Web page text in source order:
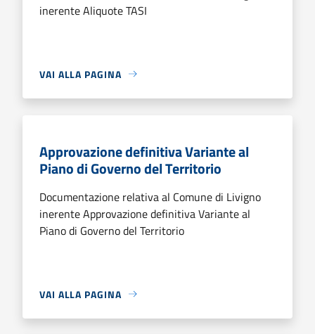
inerente Aliquote TASI
VAI ALLA PAGINA
Approvazione definitiva Variante al
Piano di Governo del Territorio
Documentazione relativa al Comune di Livigno
inerente Approvazione definitiva Variante al
Piano di Governo del Territorio
VAI ALLA PAGINA